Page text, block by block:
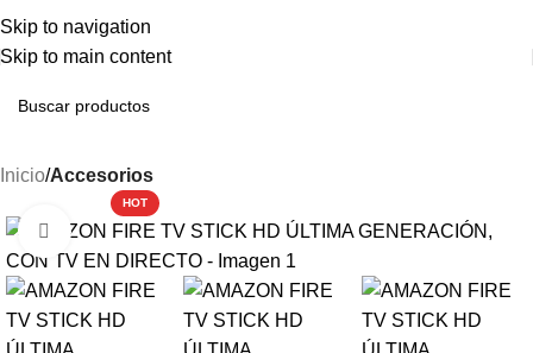
Skip to navigation
Skip to main content
Inicio Accesorios
HOT
Haga clic para ampliar